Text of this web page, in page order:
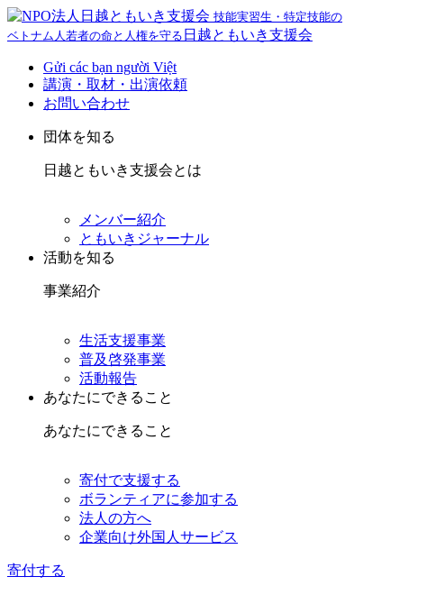
技能実習生・特定技能の
ベトナム人若者の命と人権を守る 日越ともいき支援会
Gửi các bạn người Việt
講演・取材・出演依頼
お問い合わせ
団体を知る
日越ともいき支援会とは
メンバー紹介
ともいきジャーナル
活動を知る
事業紹介
生活支援事業
普及啓発事業
活動報告
あなたにできること
あなたにできること
寄付で支援する
ボランティアに参加する
法人の方へ
企業向け外国人サービス
寄付する